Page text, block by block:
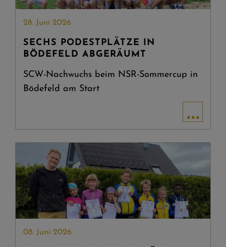
28. Juni 2026
SECHS PODESTPLÄTZE IN
BÖDEFELD ABGERÄUMT
SCW-Nachwuchs beim NSR-Sommercup in
Bödefeld am Start
...
08. Juni 2026